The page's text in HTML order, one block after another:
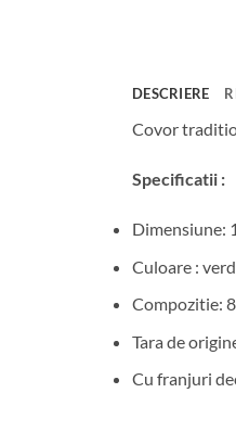
DESCRIERE
Covor
Specificatii :
Dimensiune:
Culoare :
Compozitie:
Tara de
Cu franjuri